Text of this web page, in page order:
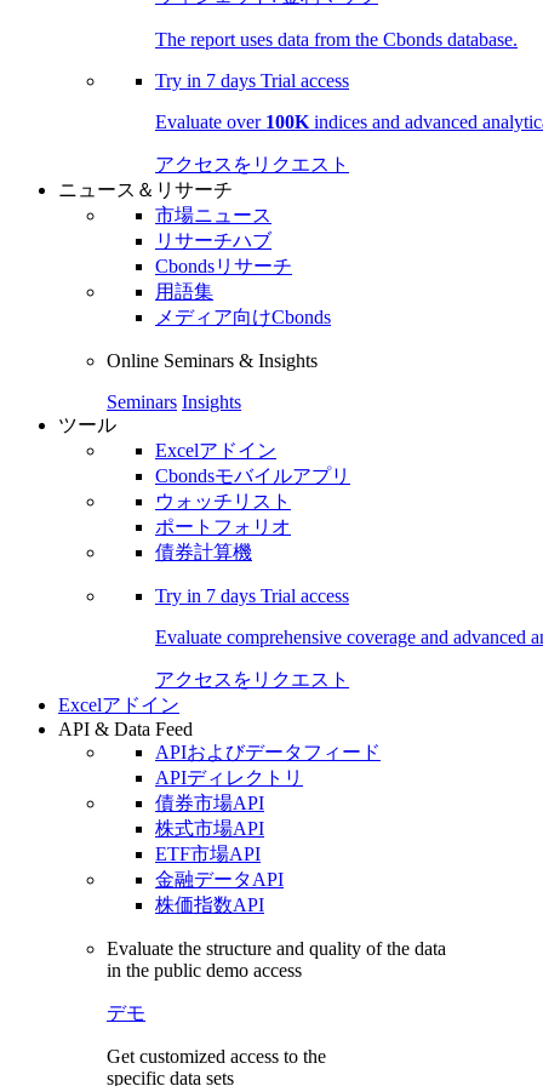
The report uses data from the Cbonds database.
Try in 7 days Trial access
Evaluate over 100K indices and advanced
アクセスをリクエスト
ニュース＆リサーチ
市場ニュース
リサーチハブ
Cbondsリサーチ
用語集
メディア向けCbonds
Online Seminars & Insights
Seminars Insights
ツール
Excelアドイン
Cbondsモバイルアプリ
ウォッチリスト
ポートフォリオ
債券計算機
Try in 7 days Trial access
Evaluate comprehensive coverage and advanced
アクセスをリクエスト
Excelアドイン
API & Data Feed
APIおよびデータフィード
APIディレクトリ
債券市場API
株式市場API
ETF市場API
金融データAPI
株価指数API
Evaluate the structure and quality of the data
in the public demo access
デモ
Get customized access to the
specific data sets